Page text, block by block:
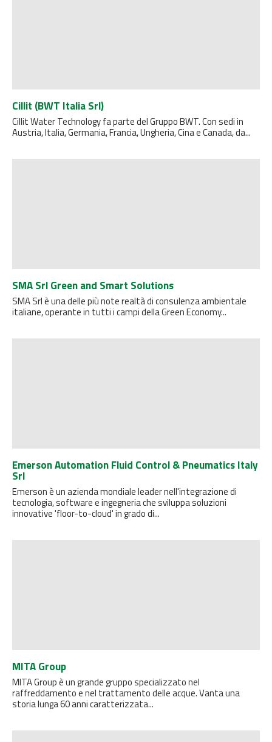
Cillit (BWT Italia Srl)
Cillit Water Technology fa parte del Gruppo BWT. Con sedi in
Austria, Italia, Germania, Francia, Ungheria, Cina e Canada, da...
SMA Srl Green and Smart Solutions
SMA Srl è una delle più note realtà di consulenza ambientale
italiane, operante in tutti i campi della Green Economy...
Emerson Automation Fluid Control & Pneumatics Italy
Srl
Emerson è un azienda mondiale leader nell'integrazione di
tecnologia, software e ingegneria che sviluppa soluzioni
innovative 'floor-to-cloud' in grado di...
MITA Group
MITA Group è un grande gruppo specializzato nel
raffreddamento e nel trattamento delle acque. Vanta una
storia lunga 60 anni caratterizzata...